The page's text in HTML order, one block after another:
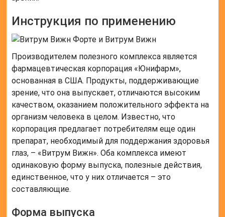
Инструкция по применению
Производителем полезного комплекса является
фармацевтическая корпорация «Юнифарм»,
основанная в США. Продукты, поддерживающие
зрение, что она выпускает, отличаются высоким
качеством, оказанием положительного эффекта на
организм человека в целом. Известно, что
корпорация предлагает потребителям еще один
препарат, необходимый для поддержания здоровья
глаз, – «Витрум Вижн». Оба комплекса имеют
одинаковую форму выпуска, полезные действия,
единственное, что у них отличается – это
составляющие.
Форма выпуска